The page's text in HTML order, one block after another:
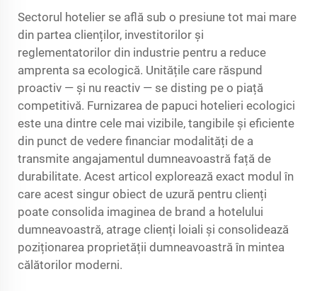
Sectorul hotelier se află sub o presiune tot mai mare
din partea clienților, investitorilor și
reglementatorilor din industrie pentru a reduce
amprenta sa ecologică. Unitățile care răspund
proactiv — și nu reactiv — se disting pe o piață
competitivă. Furnizarea de papuci hotelieri ecologici
este una dintre cele mai vizibile, tangibile și eficiente
din punct de vedere financiar modalități de a
transmite angajamentul dumneavoastră față de
durabilitate. Acest articol explorează exact modul în
care acest singur obiect de uzură pentru clienți
poate consolida imaginea de brand a hotelului
dumneavoastră, atrage clienți loiali și consolidează
poziționarea proprietății dumneavoastră în mintea
călătorilor moderni.